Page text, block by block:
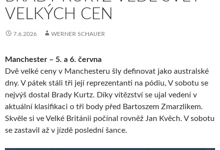
VELKÝCH CEN
7.6.2026 WERNER SCHAUER
Manchester – 5. a 6. června
Dvě velké ceny v Manchesteru šly definovat jako australské
dny. V pátek stáli tři její reprezentanti na pódiu, V sobotu se
nejvýš dostal Brady Kurtz. Díky vítězství se ujal vedení v
aktuální klasifikaci o tři body před Bartoszem Zmarzlikem.
Skvěle si ve Velké Británii počínal rovněž Jan Kvěch. V sobotu
se zastavil až v jízdě poslední šance.